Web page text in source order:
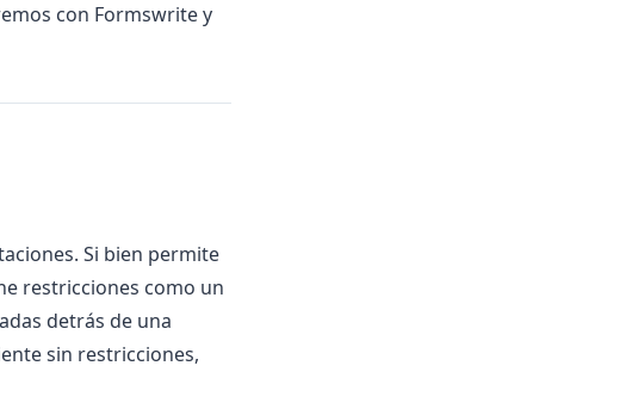
con Formswrite y
Si bien permite
restricciones como un
detrás de una
sin restricciones,